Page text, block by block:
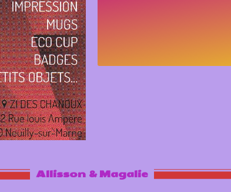
Allisson & Magalie